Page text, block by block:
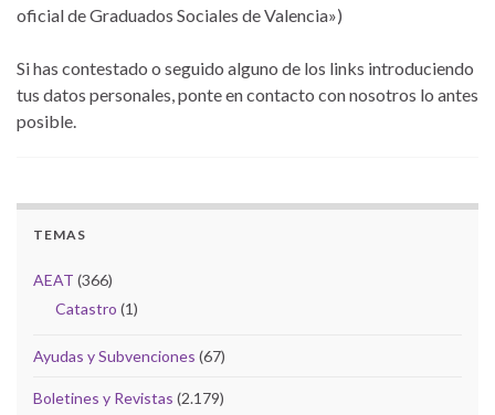
oficial de Graduados Sociales de Valencia»)
Si has contestado o seguido alguno de los links introduciendo
tus datos personales, ponte en contacto con nosotros lo antes
posible.
TEMAS
AEAT (366)
Catastro (1)
Ayudas y Subvenciones (67)
Boletines y Revistas (2.179)